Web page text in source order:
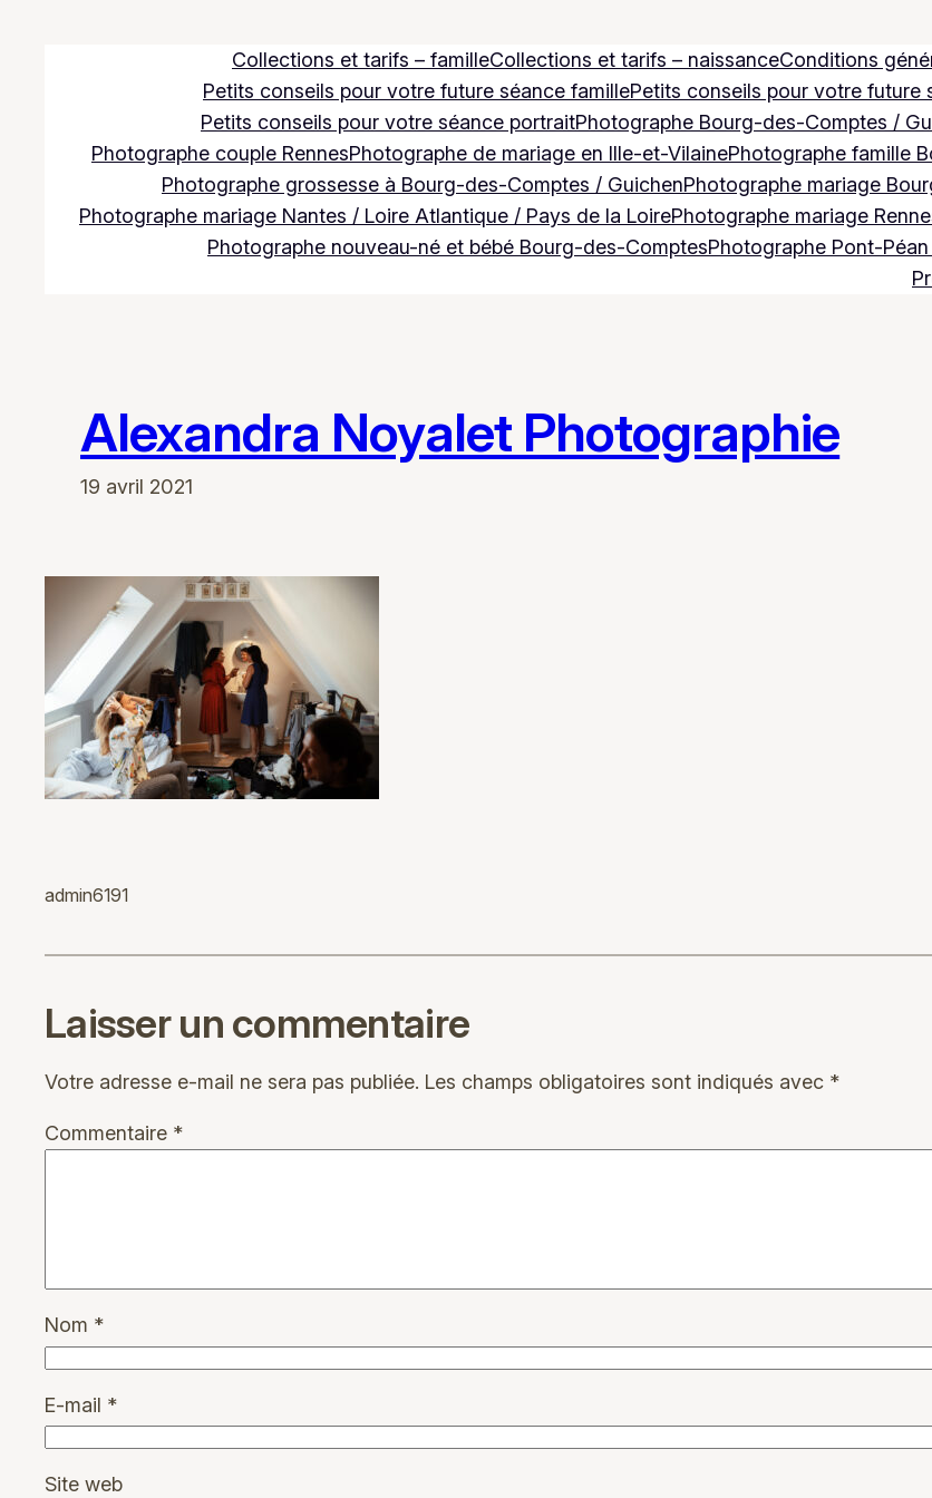
Collections et tarifs – familleCollections et tarifs – naissanceConditions
Petits conseils pour votre future séance famillePetits conseils pour votre future
Petits conseils pour votre séance portraitPhotographe Bourg-des-Comptes /
Photographe couple RennesPhotographe de mariage en Ille-et-VilainePhotographe famille
Photographe grossesse à Bourg-des-Comptes / GuichenPhotographe mariage
Photographe mariage Nantes / Loire Atlantique / Pays de la LoirePhotographe mariage
Photographe nouveau-né et bébé Bourg-des-ComptesPhotographe Pont-
Alexandra Noyalet Photographie
19 avril 2021
admin6191
Laisser un commentaire
Votre adresse e-mail ne sera pas publiée. Les champs obligatoires sont indiqués avec *
Commentaire *
Nom *
E-mail *
Site web